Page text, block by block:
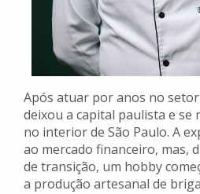
Após atuar por anos no
deixou a capital paulista e se
no interior de São Paulo. A
ao mercado financeiro, mas,
de transição, um hobby
a produção artesanal de